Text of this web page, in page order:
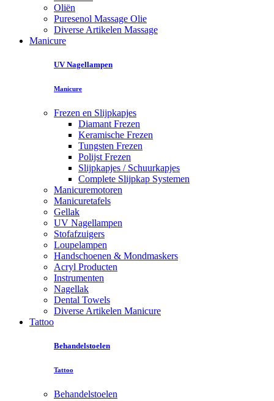
Oliën
Puresenol Massage Olie
Diverse Artikelen Massage
Manicure
UV Nagellampen
Manicure
Frezen en Slijpkapjes
Diamant Frezen
Keramische Frezen
Tungsten Frezen
Polijst Frezen
Slijpkapjes / Schuurkapjes
Complete Slijpkap Systemen
Manicuremotoren
Manicuretafels
Gellak
UV Nagellampen
Stofafzuigers
Loupelampen
Handschoenen & Mondmaskers
Acryl Producten
Instrumenten
Nagellak
Dental Towels
Diverse Artikelen Manicure
Tattoo
Behandelstoelen
Tattoo
Behandelstoelen